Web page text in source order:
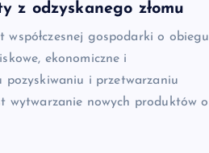
z odzyskanego złomu
współczesnej gospodarki o obiegu
ekonomiczne i
pozyskiwaniu i przetwarzaniu
wytwarzanie nowych produktów o